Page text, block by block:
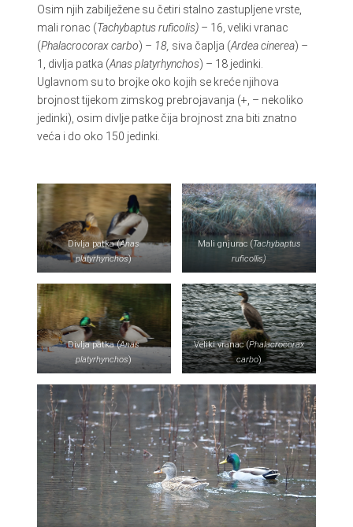
Osim njih zabilježene su četiri stalno zastupljene vrste,
mali ronac (Tachybaptus ruficolis) – 16, veliki vranac
(Phalacrocorax carbo) – 18, siva čaplja (Ardea cinerea) –
1, divlja patka (Anas platyrhynchos) – 18 jedinki.
Uglavnom su to brojke oko kojih se kreće njihova
brojnost tijekom zimskog prebrojavanja (+, – nekoliko
jedinki), osim divlje patke čija brojnost zna biti znatno
veća i do oko 150 jedinki.
Divlja patka (Anas
platyrhynchos)
Mali gnjurac (Tachybaptus
ruficollis)
Divlja patka (Anas
platyrhynchos)
Veliki vranac (Phalacrocorax
carbo)